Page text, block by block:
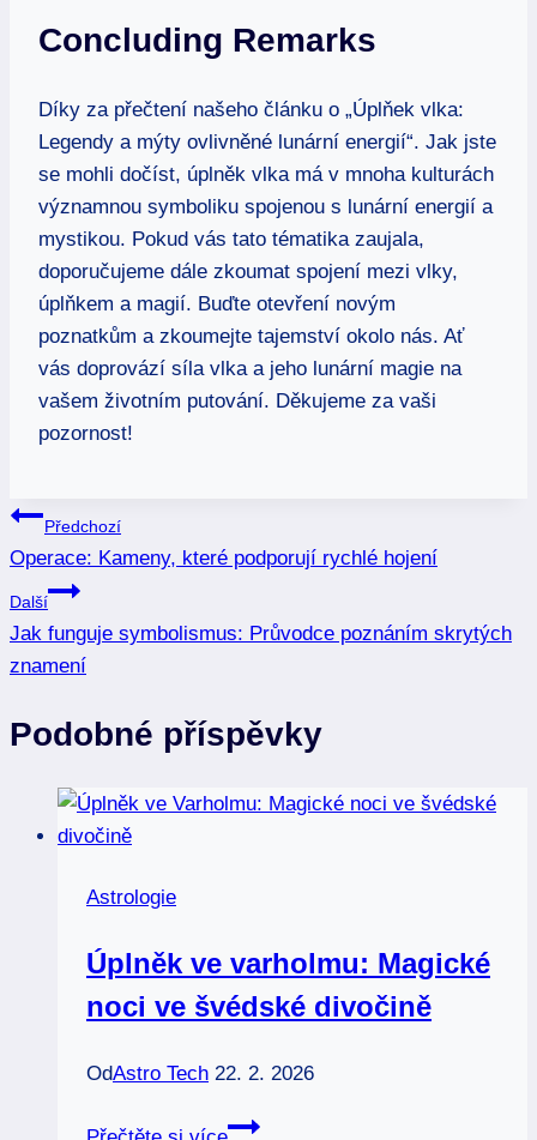
Concluding Remarks
Díky za přečtení našeho článku o „Úplňek vlka:
Legendy a mýty ovlivněné lunární energií“. Jak jste
se mohli dočíst, úplněk vlka má v mnoha kulturách
významnou symboliku spojenou s lunární energií a
mystikou. Pokud vás tato tématika zaujala,
doporučujeme dále zkoumat spojení mezi vlky,
úplňkem a magií. Buďte otevření novým
poznatkům a zkoumejte tajemství okolo nás. Ať
vás doprovází síla vlka a jeho lunární magie na
vašem životním putování. Děkujeme za vaši
pozornost!
Navigace
pro
příspěvek
Předchozí
Operace: Kameny, které podporují rychlé hojení
Další
Jak funguje symbolismus: Průvodce poznáním skrytých
znamení
Podobné příspěvky
Astrologie
Úplněk ve varholmu: Magické
noci ve švédské divočině
OdAstro Tech 22. 2. 2026
Úplněk